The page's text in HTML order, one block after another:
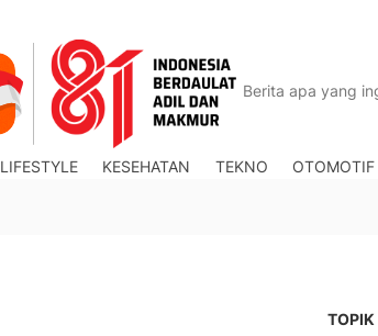
LIFESTYLE KESEHATAN TEKNO OTOMOTIF
TOPIK